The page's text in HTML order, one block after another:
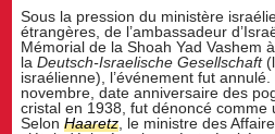
Sous la pression du ministère
étrangères, de l’ambassadeur
Mémorial de la Shoah Yad Vashem
laDeutsch-Israelische Gesellschaft
israélienne), l’événement fut
novembre, date anniversaire des
cristal en 1938, fut dénoncé comme
SelonHaaretz , le ministre des